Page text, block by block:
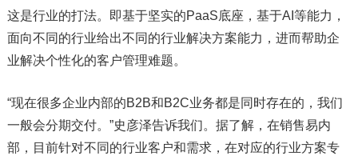
这是行业的打法。即基于坚实的PaaS底座，基于AI等能力，
面向不同的行业给出不同的行业解决方案能力，进而帮助企
业解决个性化的客户管理难题。
“现在很多企业内部的B2B和B2C业务都是同时存在的，我们
一般会分期交付。”史彦泽告诉我们。据了解，在销售易内
部，目前针对不同的行业客户和需求，在对应的行业方案专